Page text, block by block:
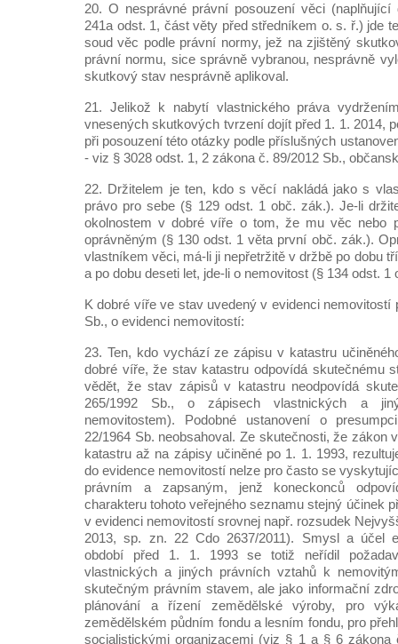
20. O nesprávné právní posouzení věci (naplňující
241a odst. 1, část věty před středníkem o. s. ř.) jde
soud věc podle právní normy, jež na zjištěný
právní normu, sice správně vybranou, nesprávně
skutkový stav nesprávně aplikoval.
21. Jelikož k nabytí vlastnického práva
vnesených skutkových tvrzení dojít před 1. 1. 2014,
při posouzení této otázky podle příslušných
- viz § 3028 odst. 1, 2 zákona č. 89/2012 Sb.,
22. Držitelem je ten, kdo s věcí nakládá jako s
právo pro sebe (§ 129 odst. 1 obč. zák.). Je-li
okolnostem v dobré víře o tom, že mu věc nebo
oprávněným (§ 130 odst. 1 věta první obč. zák.).
vlastníkem věci, má-li ji nepřetržitě v držbě po dobu
a po dobu deseti let, jde-li o nemovitost (§ 134 odst. 1
K dobré víře ve stav uvedený v evidenci nemovitostí
Sb., o evidenci nemovitostí:
23. Ten, kdo vychází ze zápisu v katastru
dobré víře, že stav katastru odpovídá skutečnému
vědět, že stav zápisů v katastru neodpovídá
265/1992 Sb., o zápisech vlastnických a
nemovitostem). Podobné ustanovení o
22/1964 Sb. neobsahoval. Ze skutečnosti, že zákon
katastru až na zápisy učiněné po 1. 1. 1993,
do evidence nemovitostí nelze pro často se
právním a zapsaným, jenž koneckonců
charakteru tohoto veřejného seznamu stejný účinek
v evidenci nemovitostí srovnej např. rozsudek
2013, sp. zn. 22 Cdo 2637/2011). Smysl a účel
období před 1. 1. 1993 se totiž neřídil
vlastnických a jiných právních vztahů k
skutečným právním stavem, ale jako informační
plánování a řízení zemědělské výroby, pro
zemědělském půdním fondu a lesním fondu, pro
socialistickými organizacemi (viz § 1 a § 6 zákona